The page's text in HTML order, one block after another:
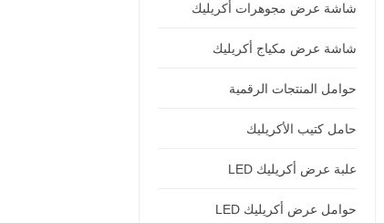
شاشة عرض مجوهرات أكريليك
شاشة عرض مكياج أكريليك
حوامل المنتجات الرقمية
حامل كتيب الأكريليك
علبة عرض أكريليك LED
حوامل عرض أكريليك LED